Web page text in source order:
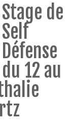
Stage de
Self
Défense
du 12 au